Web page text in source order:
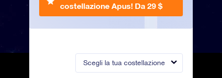
Scegli la tua costellazione
costellazione Apus! Da 29 $